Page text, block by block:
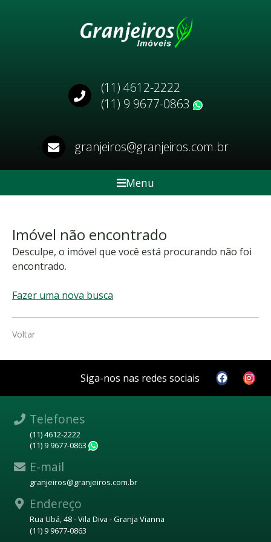
(11) 4612-2222
(11) 9 9677-0863
granjeiros@granjeiros.com.br
Menu
Imóvel não encontrado
Desculpe, o imóvel que você está procurando não foi
encontrado.
Fazer uma nova busca
Voltar
Siga-nos nas redes sociais
Telefones
(11) 4612-2222
(11) 9 9677-0863
E-mail
granjeiros@granjeiros.com.br
Endereço
Rua Ubá, 48 - Vila Diva - Granja Vianna
(11) 9 9677-0863